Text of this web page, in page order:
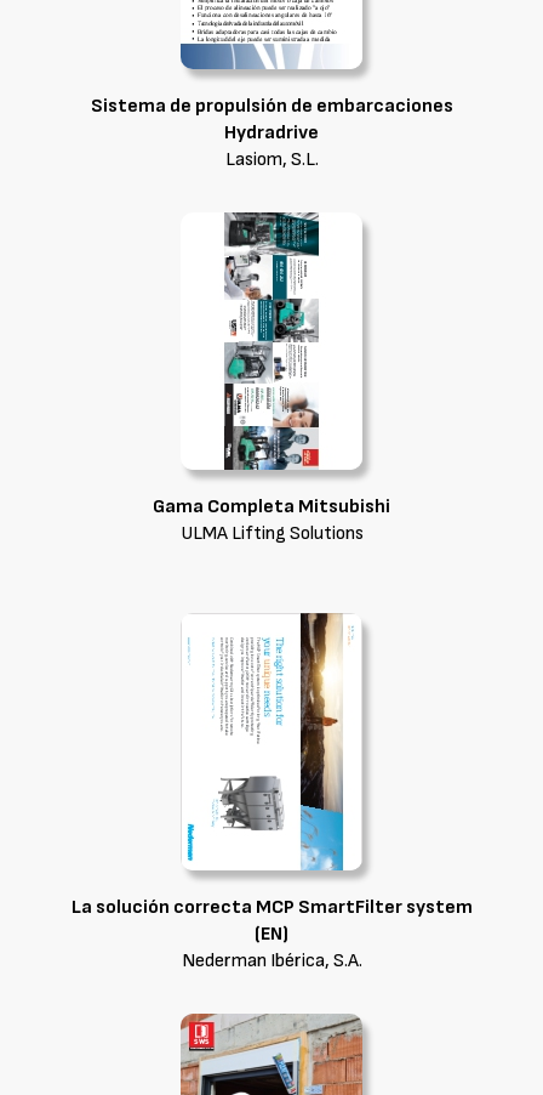
Sistema de propulsión de embarcaciones
Hydradrive
Lasiom, S.L.
Gama Completa Mitsubishi
ULMA Lifting Solutions
La solución correcta MCP SmartFilter system
(EN)
Nederman Ibérica, S.A.